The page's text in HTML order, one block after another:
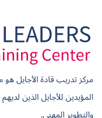
مركز تدريب قادة الأجايل